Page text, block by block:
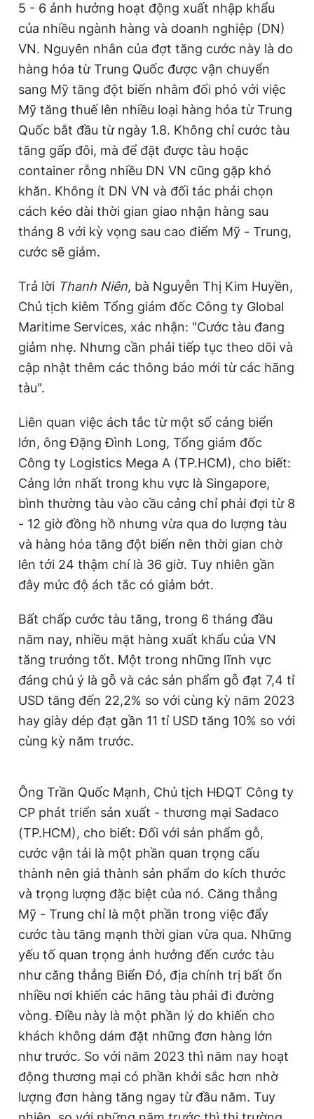
5 - 6 ảnh hưởng hoạt động xuất nhập khẩu
của nhiều ngành hàng và doanh nghiệp (DN)
VN. Nguyên nhân của đợt tăng cước này là do
hàng hóa từ Trung Quốc được vận chuyển
sang Mỹ tăng đột biến nhằm đối phó với việc
Mỹ tăng thuế lên nhiều loại hàng hóa từ Trung
Quốc bắt đầu từ ngày 1.8. Không chỉ cước tàu
tăng gấp đôi, mà để đặt được tàu hoặc
container rỗng nhiều DN VN cũng gặp khó
khăn. Không ít DN VN và đối tác phải chọn
cách kéo dài thời gian giao nhận hàng sau
tháng 8 với kỳ vọng sau cao điểm Mỹ - Trung,
cước sẽ giảm.
Trả lời Thanh Niên, bà Nguyễn Thị Kim Huyền,
Chủ tịch kiêm Tổng giám đốc Công ty Global
Maritime Services, xác nhận: "Cước tàu đang
giảm nhẹ. Nhưng cần phải tiếp tục theo dõi và
cập nhật thêm các thông báo mới từ các hãng
tàu".
Liên quan việc ách tắc từ một số cảng biển
lớn, ông Đặng Đình Long, Tổng giám đốc
Công ty Logistics Mega A (TP.HCM), cho biết:
Cảng lớn nhất trong khu vực là Singapore,
bình thường tàu vào cầu cảng chỉ phải đợi từ 8
- 12 giờ đồng hồ nhưng vừa qua do lượng tàu
và hàng hóa tăng đột biến nên thời gian chờ
lên tới 24 thậm chí là 36 giờ. Tuy nhiên gần
đây mức độ ách tắc có giảm bớt.
Bất chấp cước tàu tăng, trong 6 tháng đầu
năm nay, nhiều mặt hàng xuất khẩu của VN
tăng trưởng tốt. Một trong những lĩnh vực
đáng chú ý là gỗ và các sản phẩm gỗ đạt 7,4 tỉ
USD tăng đến 22,2% so với cùng kỳ năm 2023
hay giày dép đạt gần 11 tỉ USD tăng 10% so với
cùng kỳ năm trước.
Ông Trần Quốc Mạnh, Chủ tịch HĐQT Công ty
CP phát triển sản xuất - thương mại Sadaco
(TP.HCM), cho biết: Đối với sản phẩm gỗ,
cước vận tải là một phần quan trọng cấu
thành nên giá thành sản phẩm do kích thước
và trọng lượng đặc biệt của nó. Căng thẳng
Mỹ - Trung chỉ là một phần trong việc đẩy
cước tàu tăng mạnh thời gian vừa qua. Những
yếu tố quan trọng ảnh hưởng đến cước tàu
như căng thẳng Biển Đỏ, địa chính trị bất ổn
nhiều nơi khiến các hãng tàu phải đi đường
vòng. Điều này là một phần lý do khiến cho
khách không dám đặt những đơn hàng lớn
như trước. So với năm 2023 thì năm nay hoạt
động thương mại có phần khởi sắc hơn nhờ
lượng đơn hàng tăng ngay từ đầu năm. Tuy